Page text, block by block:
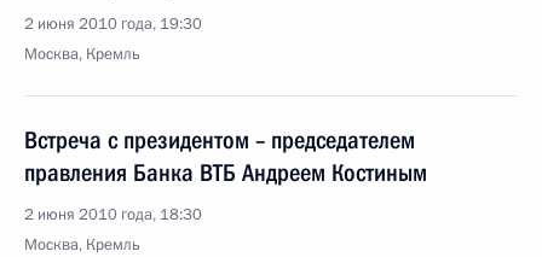
2 июня 2010 года, 19:30
Москва, Кремль
Встреча с президентом – председателем
правления Банка ВТБ Андреем Костиным
2 июня 2010 года, 18:30
Москва, Кремль